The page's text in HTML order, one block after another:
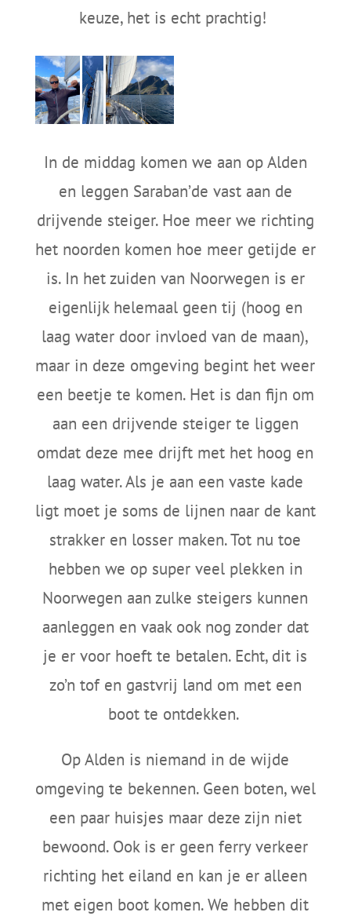
keuze, het is echt prachtig!
In de middag komen we aan op Alden
en leggen Saraban’de vast aan de
drijvende steiger. Hoe meer we richting
het noorden komen hoe meer getijde er
is. In het zuiden van Noorwegen is er
eigenlijk helemaal geen tij (hoog en
laag water door invloed van de maan),
maar in deze omgeving begint het weer
een beetje te komen. Het is dan fijn om
aan een drijvende steiger te liggen
omdat deze mee drijft met het hoog en
laag water. Als je aan een vaste kade
ligt moet je soms de lijnen naar de kant
strakker en losser maken. Tot nu toe
hebben we op super veel plekken in
Noorwegen aan zulke steigers kunnen
aanleggen en vaak ook nog zonder dat
je er voor hoeft te betalen. Echt, dit is
zo’n tof en gastvrij land om met een
boot te ontdekken.
Op Alden is niemand in de wijde
omgeving te bekennen. Geen boten, wel
een paar huisjes maar deze zijn niet
bewoond. Ook is er geen ferry verkeer
richting het eiland en kan je er alleen
met eigen boot komen. We hebben dit